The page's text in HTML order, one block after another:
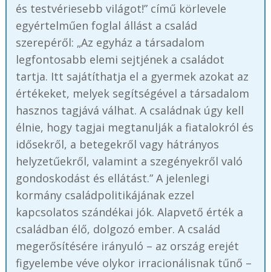
és testvériesebb világot!” című körlevele
egyértelműen foglal állást a család
szerepéről: „Az egyház a társadalom
legfontosabb elemi sejtjének a családot
tartja. Itt sajátíthatja el a gyermek azokat az
értékeket, melyek segítségével a társadalom
hasznos tagjává válhat. A családnak úgy kell
élnie, hogy tagjai megtanulják a fiatalokról és
idősekről, a betegekről vagy hátrányos
helyzetűekről, valamint a szegényekről való
gondoskodást és ellátást.” A jelenlegi
kormány családpolitikájának ezzel
kapcsolatos szándékai jók. Alapvető érték a
családban élő, dolgozó ember. A család
megerősítésére irányuló – az ország erejét
figyelembe véve olykor irracionálisnak tűnő –